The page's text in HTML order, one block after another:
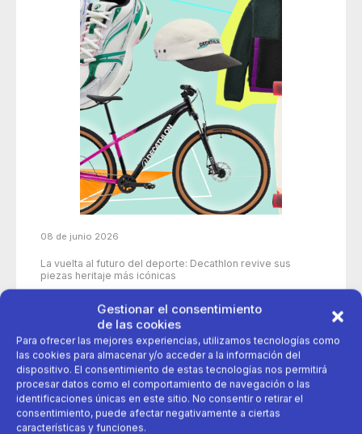
Gestionar el consentimiento
de las cookies
Para ofrecer las mejores experiencias, utilizamos tecnologías como
las cookies para almacenar y/o acceder a la información del
dispositivo. El consentimiento de estas tecnologías nos permitirá
procesar datos como el comportamiento de navegación o las
identificaciones únicas en este sitio. No consentir o retirar el
consentimiento, puede afectar negativamente a ciertas
características y funciones.
08 de junio 2026
La vuelta al futuro del deporte: Decathlon revive sus
piezas heritaje más icónicas
50 años aniversario
deporte Productos icónicos